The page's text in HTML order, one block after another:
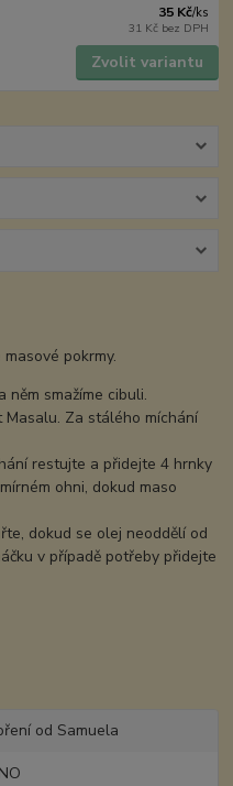
35 Kč/ks
31 Kč bez DPH
Zvolit variantu
pokrmy.
něm smažíme cibuli.
Masalu. Za stálého míchání
restujte a přidejte 4 hrnky
ohni, dokud maso
dokud se olej neoddělí od
v případě potřeby přidejte
od Samuela